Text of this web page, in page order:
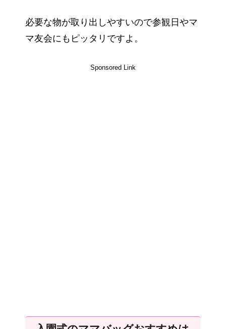
必要な物が取り出しやすいので参観日やマ
マ友会にもピッタリですよ。
Sponsored Link